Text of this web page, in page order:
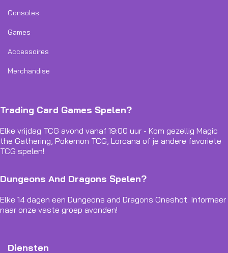
Consoles
Games
Accessoires
Merchandise
Trading Card Games Spelen?
Elke vrijdag TCG avond vanaf 19:00 uur - Kom gezellig Magic
the Gathering, Pokemon TCG, Lorcana of je andere favoriete
TCG spelen!
Dungeons And Dragons Spelen?
Elke 14 dagen een Dungeons and Dragons Oneshot. Informeer
naar onze vaste groep avonden!
Diensten